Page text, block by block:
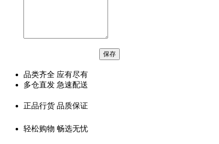
品类齐全 应有尽有
多仓直发 急速配送
正品行货 品质保证
轻松购物 畅选无忧